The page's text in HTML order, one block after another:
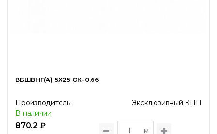
ВБШВНГ(А) 5Х25 ОК-0,66
Производитель:
Эксклюзивный КПП
В наличии
870.2 ₽
м